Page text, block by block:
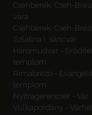
Csehberek, Cseh-
vára
Csehberek, Cseh-
Szlatina I. sáncvár
Háromudvar -
templom
Rimabrézó -
templom
Nyitragerencsér - Vár
Vulkapordány -